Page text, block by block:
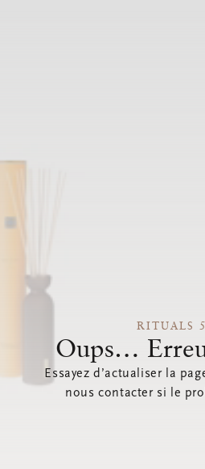
RITUALS
Oups…
Essayez d’actualiser la
nous contacter si le